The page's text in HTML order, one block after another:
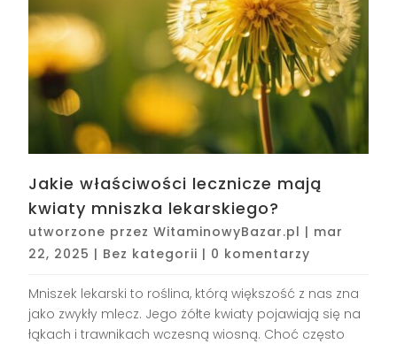
Jakie właściwości lecznicze mają
kwiaty mniszka lekarskiego?
utworzone przezWitaminowyBazar.pl | mar
22, 2025 | Bez kategorii | 0 komentarzy
Mniszek lekarski to roślina, którą większość z nas zna
jako zwykły mlecz. Jego żółte kwiaty pojawiają się na
łąkach i trawnikach wczesną wiosną. Choć często